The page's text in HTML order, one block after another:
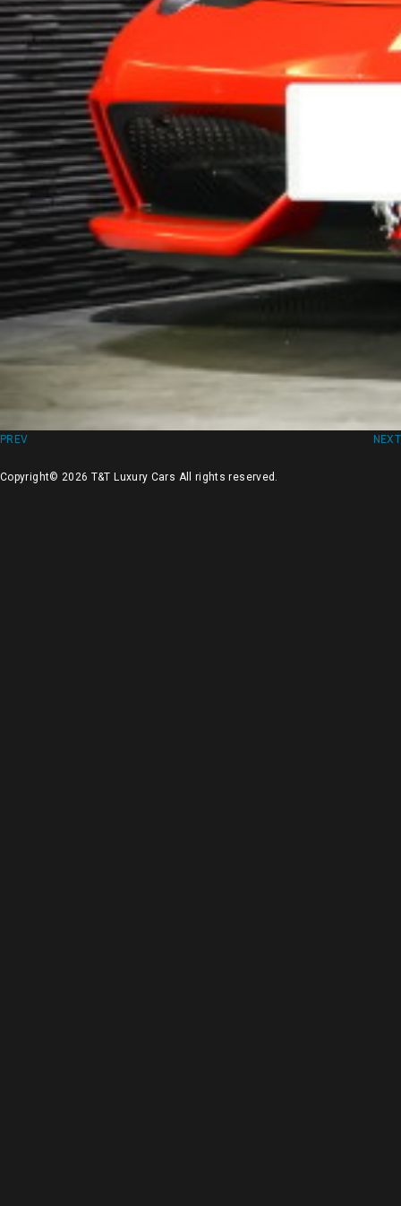
PREV NEXT
Copyright© 2026 T&T Luxury Cars All rights reserved.